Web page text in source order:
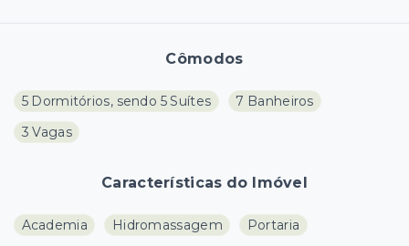
Cômodos
5 Dormitórios, sendo 5 Suítes
7 Banheiros
3 Vagas
Características do Imóvel
Academia Hidromassagem Portaria